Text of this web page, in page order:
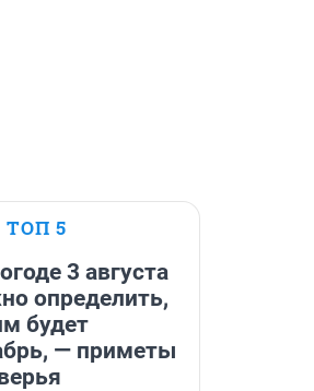
ТОП 5
3 августа
определить,
будет
— приметы